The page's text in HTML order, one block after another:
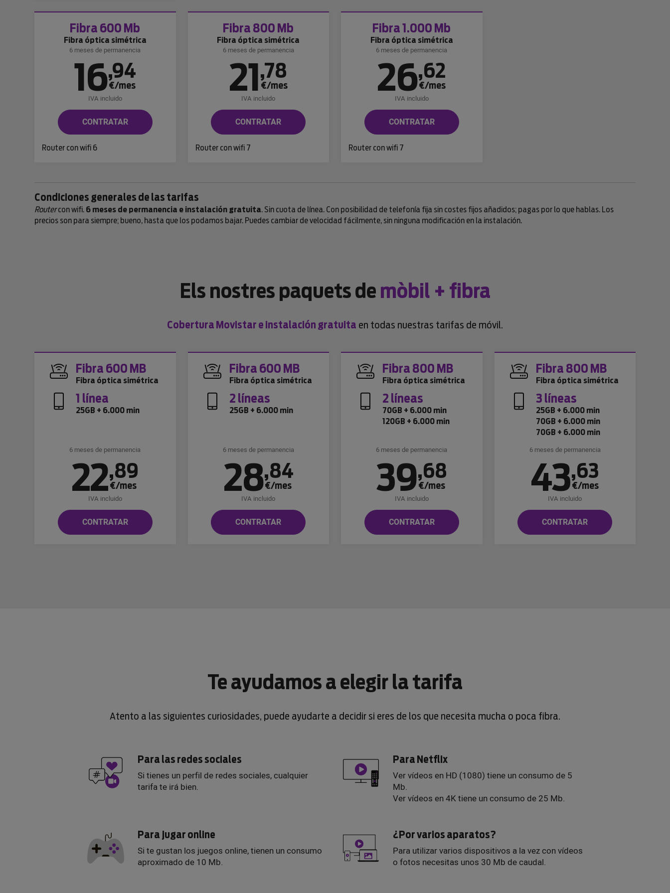
Fibra 600 Mb
Fibra óptica simétrica
6 meses de permanencia
16,94
€/mes
IVA incluido
CONTRATAR
Router con wifi 6
Fibra 800 Mb
Fibra óptica simétrica
6 meses de permanencia
21,78
€/mes
IVA incluido
CONTRATAR
Router con wifi 7
Fibra 1.000 Mb
Fibra óptica simétrica
6 meses de permanencia
26,62
€/mes
IVA incluido
CONTRATAR
Router con wifi 7
Condiciones generales de las tarifas
Routercon wifi. 6 meses de permanencia e instalación gratuita. Sin cuota de línea. Con posibilidad de telefonía fija sin costes fijos añadidos; pagas por lo que hablas. Los
precios son para siempre; bueno, hasta que los podamos bajar. Puedes cambiar de velocidad fácilmente, sin ninguna modificación en la instalación.
Els nostres paquets de mòbil + fibra
Cobertura Movistar e instalación gratuita en todas nuestras tarifas de móvil.
Fibra 600 MB
Fibra óptica simétrica
1 línea
25GB + 6.000 min
6 meses de permanencia
22,89
€/mes
IVA incluido
CONTRATAR
Fibra 600 MB
Fibra óptica simétrica
2 líneas
25GB + 6.000 min
6 meses de permanencia
28,84
€/mes
IVA incluido
CONTRATAR
Fibra 800 MB
Fibra óptica simétrica
2 líneas
70GB + 6.000 min
120GB + 6.000 min
6 meses de permanencia
39,68
€/mes
IVA incluido
CONTRATAR
Fibra 800 MB
Fibra óptica simétrica
3 líneas
25GB + 6.000 min
70GB + 6.000 min
70GB + 6.000 min
6 meses de permanencia
43,63
€/mes
IVA incluido
CONTRATAR
Te ayudamos a elegir la tarifa
Atento a las siguientes curiosidades, puede ayudarte a decidir si eres de los que necesita mucha o poca fibra.
Para las redes sociales
Si tienes un perfil de redes sociales, cualquier
tarifa te irá bien.
Para Netflix
Ver vídeos en HD (1080) tiene un consumo de 5
Mb.
Ver vídeos en 4K tiene un consumo de 25 Mb.
Para jugar online
Si te gustan los juegos online, tienen un consumo
aproximado de 10 Mb.
¿Por varios aparatos?
Para utilizar varios dispositivos a la vez con vídeos
o fotos necesitas unos 30 Mb de caudal.